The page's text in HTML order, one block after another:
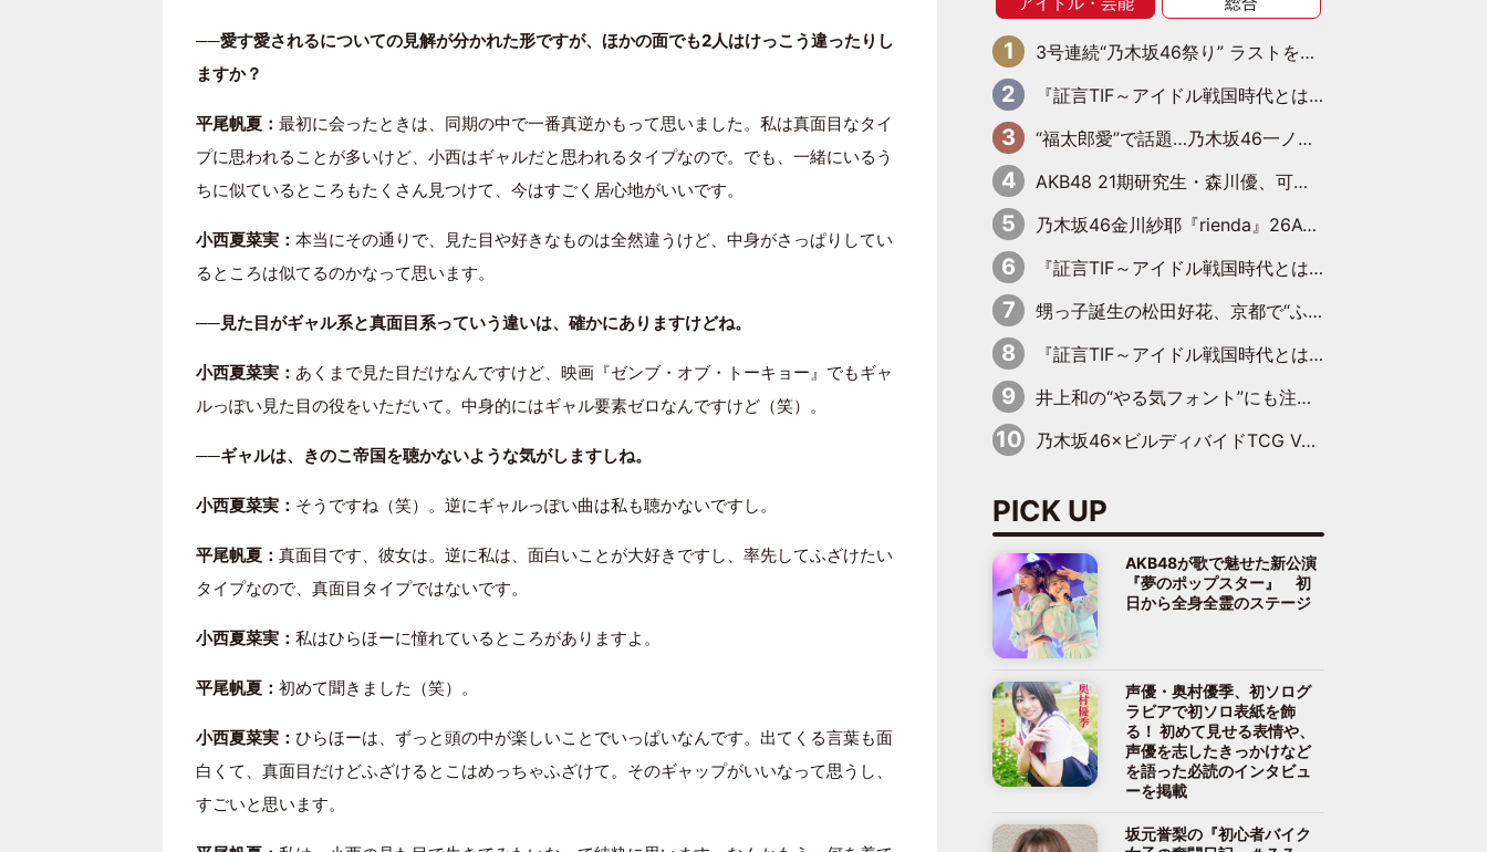
──愛す愛されるについての見解が分かれた形ですが、ほかの面でも2人はけっこう違ったりし
ますか？
平尾帆夏： 最初に会ったときは、同期の中で一番真逆かもって思いました。私は真面目なタイ
プに思われることが多いけど、小西はギャルだと思われるタイプなので。でも、一緒にいるう
ちに似ているところもたくさん見つけて、今はすごく居心地がいいです。
小西夏菜実： 本当にその通りで、見た目や好きなものは全然違うけど、中身がさっぱりしてい
るところは似てるのかなって思います。
──見た目がギャル系と真面目系っていう違いは、確かにありますけどね。
小西夏菜実： あくまで見た目だけなんですけど、映画『ゼンブ・オブ・トーキョー』でもギャ
ルっぽい見た目の役をいただいて。中身的にはギャル要素ゼロなんですけど（笑）。
──ギャルは、きのこ帝国を聴かないような気がしますしね。
小西夏菜実： そうですね（笑）。逆にギャルっぽい曲は私も聴かないですし。
平尾帆夏： 真面目です、彼女は。逆に私は、面白いことが大好きですし、率先してふざけたい
タイプなので、真面目タイプではないです。
小西夏菜実： 私はひらほーに憧れているところがありますよ。
平尾帆夏： 初めて聞きました（笑）。
小西夏菜実： ひらほーは、ずっと頭の中が楽しいことでいっぱいなんです。出てくる言葉も面
白くて、真面目だけどふざけるとこはめっちゃふざけて。そのギャップがいいなって思うし、
すごいと思います。
3号連続“乃木坂46祭り” ラストを飾るのは賀喜遥香…5年ぶりの登場に「5年分大人になった私を見ていただけたら」
『証言TIF～アイドル戦国時代とはなんだったのか～』第6回：でんぱ組.inc・古川未鈴×相沢梨紗「『ハロプロやりたかったな』って言ったら、夢眠ねむさんに『てめえはでんぱ組．incなんだよ！』って肩パンされて(笑)」
“福太郎愛”で話題…乃木坂46一ノ瀬美空、地元福岡『めんべい25周年トップサポーター』に就任
AKB48 21期研究生・森川優、可愛さもある大人の女性に
乃木坂46金川紗耶『rienda』26AW LOOKモデルに就任
『証言TIF～アイドル戦国時代とはなんだったのか～』第11回：私立恵比寿中学・真山りか×安本彩花「TIFで10年ぶりのキョンシーメイクをしたら、場を完全に引かせてしまって。時代が変わったんだなって」
甥っ子誕生の松田好花、京都で“ふたつの家族”をはしご！ “母”黒谷友香に見送られ、“父”松岡昌宏とはハシゴ酒
『証言TIF～アイドル戦国時代とはなんだったのか～』第10回：さくら学院・武藤彩未×飯田らうら「正直、中3で辞めるというのを信じてなくて。そう言われてはいたけど、嘘でしょって」
井上和の“やる気フォント”にも注目 乃木坂46が挑んだ書道パフォーマンスの舞台裏
乃木坂46×ビルディバイドTCG Vol.2公開 賀喜遥香＆田村真佑が『京まふ』ステージに登壇
PICK UP
AKB48が歌で魅せた新公演
『夢のポップスター』 初
日から全身全霊のステージ
声優・奥村優季、初ソログ
ラビアで初ソロ表紙を飾
る！ 初めて見せる表情や、
声優を志したきっかけなど
を語った必読のインタビュ
ーを掲載
坂元誉梨の『初心者バイク